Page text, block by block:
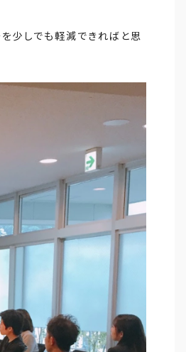
少しでも軽減できればと思